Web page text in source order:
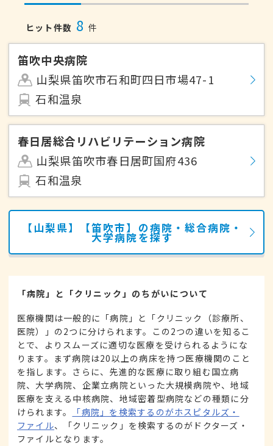
ヒット件数 8 件
笛吹中央病院
山梨県笛吹市石和町四日市場47-1
石和温泉
春日居総合リハビリテーション病院
山梨県笛吹市春日居町国府436
石和温泉
【山梨県】【笛吹市】の病院・総合病院・
大学病院を探す
「病院」と「クリニック」のちがいについて
医療機関は一般的に「病院」と「クリニック（診療所、
医院）」の2つに分けられます。この2つの違いを知るこ
とで、よりスムーズに適切な医療を受けられるようにな
ります。まず病院は20以上の病床を持つ医療機関のこと
を指します。さらに、先進的な医療に取り組む国立病
院、大学病院、企業立病院といった大規模病院や、地域
医療を支える中核病院、地域密着型病院などの種類に分
けられます。
「病院」を検索するのがホスピタルズ・
ファイル、「クリニック」を検索するのがドクターズ・
ファイルとなります。